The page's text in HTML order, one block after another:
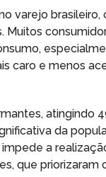
varejo
Muitos
caro e menos
atingindo
da
a
que priorizaram